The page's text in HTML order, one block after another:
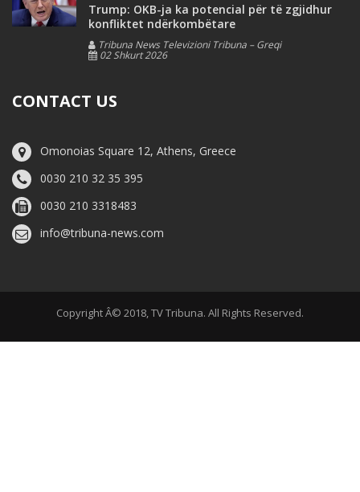
Trump: OKB-ja ka potencial për të zgjidhur
konfliktet ndërkombëtare
Tribuna News Televizioni Tribuna – Greqi
02 Shkurt 2026
CONTACT US
Omonoias Square 12, Athens, Greece
0030 210 32 35 395
0030 210 3318483
info@tribuna-news.com
Copyright Â© 2018, TV Tribuna. All Rights Reserved.